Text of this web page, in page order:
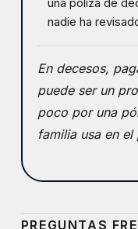
nadie ha
En decesos,
puede ser un
poco por una
familia usa en
PREGUNTAS